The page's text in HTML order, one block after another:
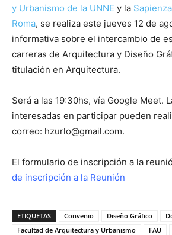
y Urbanismo de la UNNE y la
Roma, se realiza este jueves 12 de
informativa sobre el intercambio de
carreras de Arquitectura y Diseño
titulación en Arquitectura.
Será a las 19:30hs, vía Google Meet.
interesadas en participar pueden
correo: hzurlo@gmail.com.
El formulario de inscripción a la
de inscripción a la Reunión
ETIQUETAS Convenio Diseño Gráfico
Facultad de Arquitectura y Urbanismo
FAU